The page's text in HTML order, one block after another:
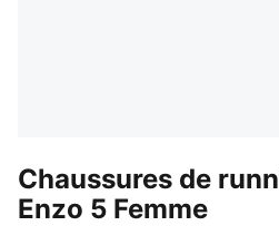
Chaussures de
Enzo 5 Femme